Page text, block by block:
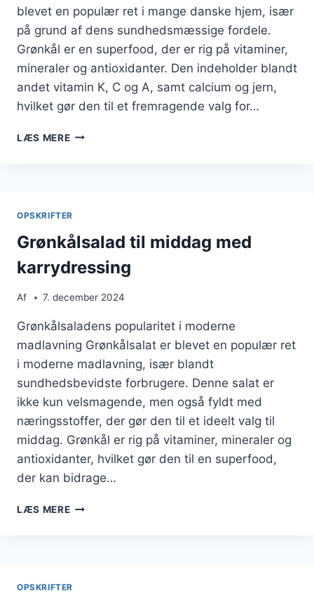
blevet en populær ret i mange danske hjem, især
på grund af dens sundhedsmæssige fordele.
Grønkål er en superfood, der er rig på vitaminer,
mineraler og antioxidanter. Den indeholder blandt
andet vitamin K, C og A, samt calcium og jern,
hvilket gør den til et fremragende valg for…
LÆS MEREGRØNKÅLSSALAT
OPSKRIFTER
Grønkålsalad til middag med
karrydressing
Af 7. december 2024
Grønkålsaladens popularitet i moderne
madlavning Grønkålsalat er blevet en populær ret
i moderne madlavning, især blandt
sundhedsbevidste forbrugere. Denne salat er
ikke kun velsmagende, men også fyldt med
næringsstoffer, der gør den til et ideelt valg til
middag. Grønkål er rig på vitaminer, mineraler og
antioxidanter, hvilket gør den til en superfood,
der kan bidrage…
LÆS MEREGRØNKÅLSALAD
OPSKRIFTER